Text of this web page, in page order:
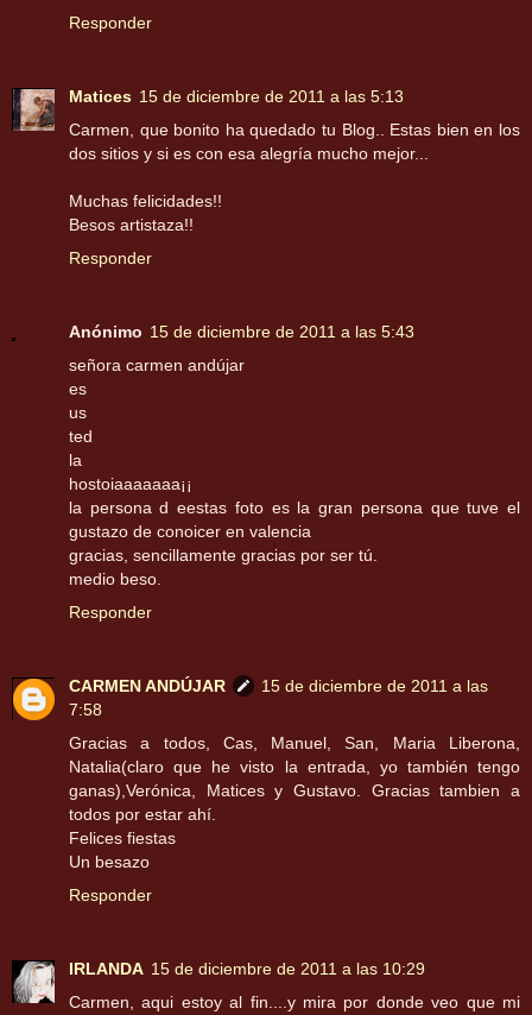
Responder
Matices 15 de diciembre de 2011 a las 5:13
Carmen, que bonito ha quedado tu Blog.. Estas bien en los
dos sitios y si es con esa alegría mucho mejor...
Muchas felicidades!!
Besos artistaza!!
Responder
Anónimo 15 de diciembre de 2011 a las 5:43
señora carmen andújar
es
us
ted
la
hostoiaaaaaaa¡¡
la persona d eestas foto es la gran persona que tuve el
gustazo de conoicer en valencia
gracias, sencillamente gracias por ser tú.
medio beso.
Responder
CARMEN ANDÚJAR
15 de diciembre de 2011 a las
7:58
Gracias a todos, Cas, Manuel, San, Maria Liberona,
Natalia(claro que he visto la entrada, yo también tengo
ganas),Verónica, Matices y Gustavo. Gracias tambien a
todos por estar ahí.
Felices fiestas
Un besazo
Responder
IRLANDA 15 de diciembre de 2011 a las 10:29
Carmen, aqui estoy al fin....y mira por donde veo que mi